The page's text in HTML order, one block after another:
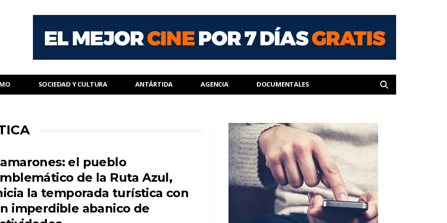
SOCIEDAD Y CULTURA ANTÁRTIDA AGENCIA DOCUMENTALES
el pueblo
de la Ruta Azul,
la temporada turística con
imperdible abanico de